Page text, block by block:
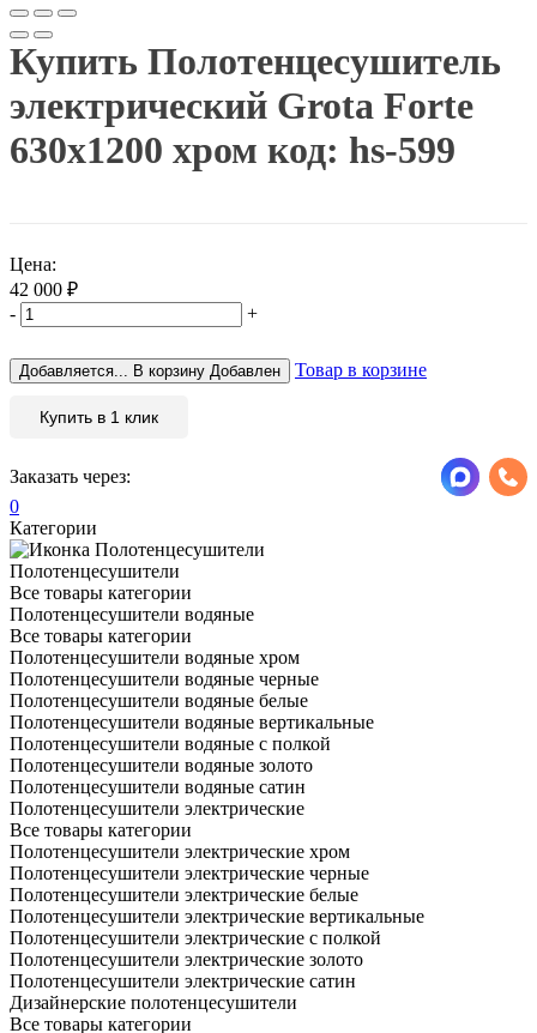
Купить Полотенцесушитель
электрический Grota Forte
630х1200 хром код: hs-599
Цена:
42 000 ₽
-
+
Добавляется... В корзину Добавлен Товар в корзине
Купить в 1 клик
Заказать через:
0
Категории
Полотенцесушители
Все товары категории
Полотенцесушители водяные
Все товары категории
Полотенцесушители водяные хром
Полотенцесушители водяные черные
Полотенцесушители водяные белые
Полотенцесушители водяные вертикальные
Полотенцесушители водяные с полкой
Полотенцесушители водяные золото
Полотенцесушители водяные сатин
Полотенцесушители электрические
Все товары категории
Полотенцесушители электрические хром
Полотенцесушители электрические черные
Полотенцесушители электрические белые
Полотенцесушители электрические вертикальные
Полотенцесушители электрические с полкой
Полотенцесушители электрические золото
Полотенцесушители электрические сатин
Дизайнерские полотенцесушители
Все товары категории